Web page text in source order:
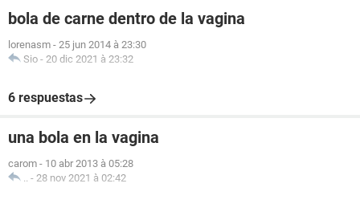
bola de carne dentro de la vagina
lorenasm - 25 jun 2014 à 23:30
Sio - 20 dic 2021 à 23:32
6 respuestas
una bola en la vagina
carom - 10 abr 2013 à 05:28
.. - 28 nov 2021 à 02:42